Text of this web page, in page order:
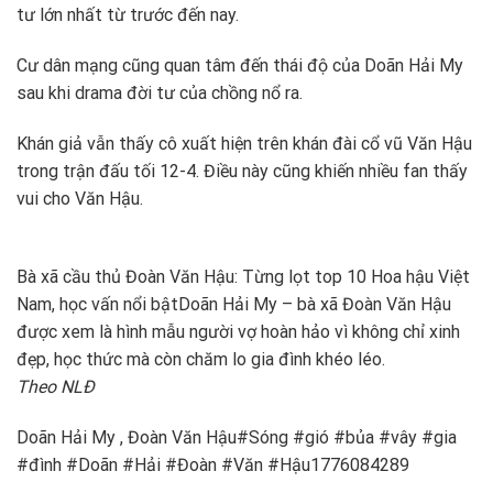
tư lớn nhất từ trước đến nay.
Cư dân mạng cũng quan tâm đến thái độ của Doãn Hải My
sau khi drama đời tư của chồng nổ ra.
Khán giả vẫn thấy cô xuất hiện trên khán đài cổ vũ Văn Hậu
trong trận đấu tối 12-4. Điều này cũng khiến nhiều fan thấy
vui cho Văn Hậu.
Bà xã cầu thủ Đoàn Văn Hậu: Từng lọt top 10 Hoa hậu Việt
Nam, học vấn nổi bậtDoãn Hải My – bà xã Đoàn Văn Hậu
được xem là hình mẫu người vợ hoàn hảo vì không chỉ xinh
đẹp, học thức mà còn chăm lo gia đình khéo léo.
Theo NLĐ
Doãn Hải My , Đoàn Văn Hậu#Sóng #gió #bủa #vây #gia
#đình #Doãn #Hải #Đoàn #Văn #Hậu1776084289